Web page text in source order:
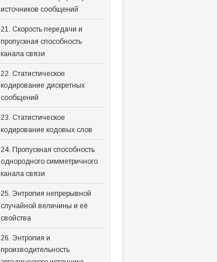
источников сообщений
21. Скорость передачи и
пропускная способность
канала связи
22. Статистическое
кодирование дискретных
сообщений
23. Статистическое
кодирование кодовых слов
24. Пропускная способность
однородного симметричного
канала связи
25. Энтропия непрерывной
случайной величины и её
свойства
26. Энтропия и
производительность